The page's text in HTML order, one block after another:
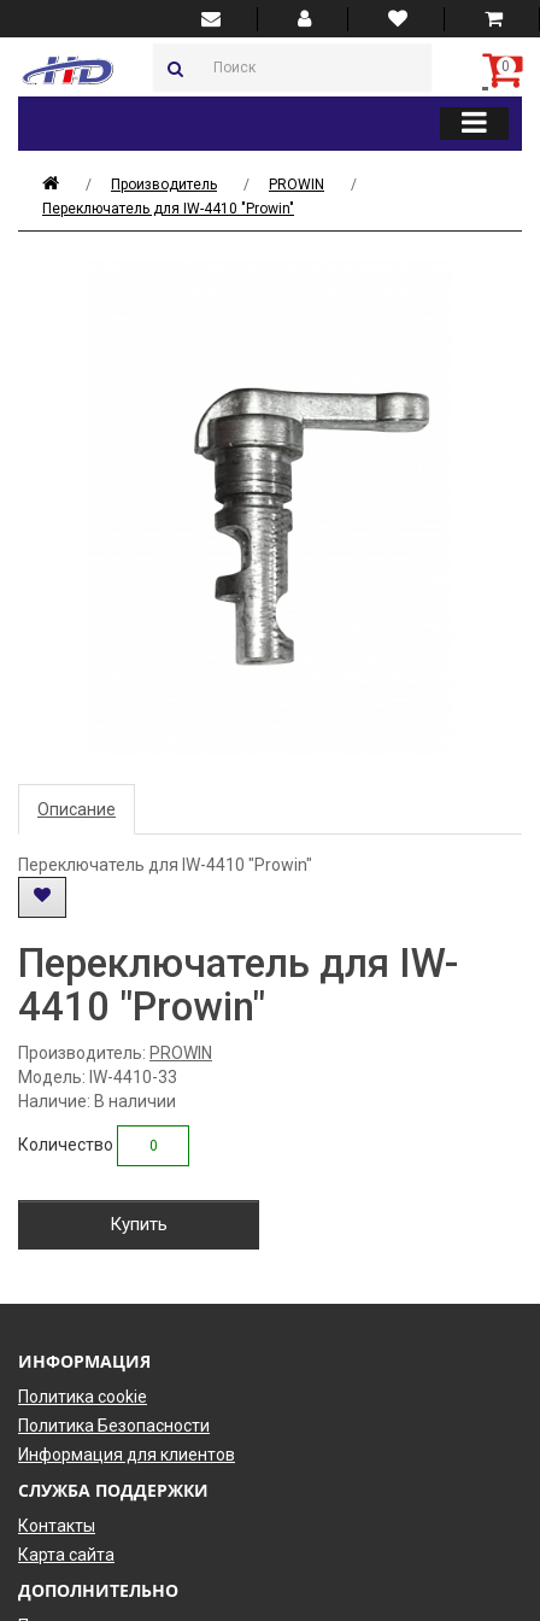
0
Производитель
PROWIN
Переключатель для IW-4410 "Prowin"
Описание
Переключатель для IW-4410 "Prowin"
Переключатель для IW-
4410 "Prowin"
Производитель: PROWIN
Модель: IW-4410-33
Наличие: В наличии
Количество
Купить
ИНФОРМАЦИЯ
Политика cookie
Политика Безопасности
Информация для клиентов
СЛУЖБА ПОДДЕРЖКИ
Контакты
Карта сайта
ДОПОЛНИТЕЛЬНО